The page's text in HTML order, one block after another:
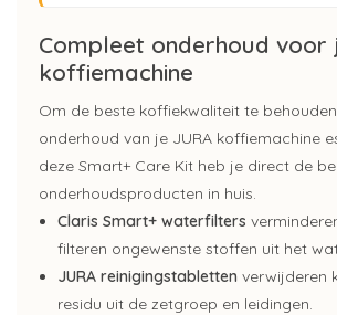
Compleet onderhoud voor
koffiemachine
Om de beste koffiekwaliteit te
onderhoud van je JURA koffiemachine
deze Smart+ Care Kit heb je direct de
onderhoudsproducten in huis.
Claris Smart+ waterfilters
filteren ongewenste stoffen uit het
JURA reinigingstabletten verwijderen
residu uit de zetgroep en leidingen.